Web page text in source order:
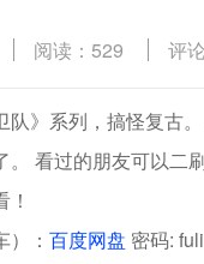
阅读：529 评
队》系列，搞怪复古
看过的朋友可以二
）： 百度网盘 密码: fuli